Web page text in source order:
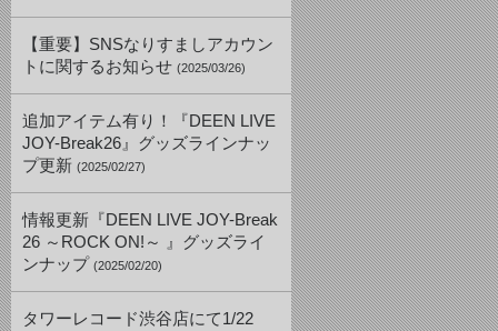
【重要】SNSなりすましアカウン
トに関するお知らせ (2025/03/26)
追加アイテム有り！『DEEN LIVE
JOY-Break26』グッズラインナッ
プ更新 (2025/02/27)
情報更新『DEEN LIVE JOY-Break
26 ～ROCK ON!～ 』グッズライ
ンナップ (2025/02/20)
タワーレコード渋谷店にて1/22